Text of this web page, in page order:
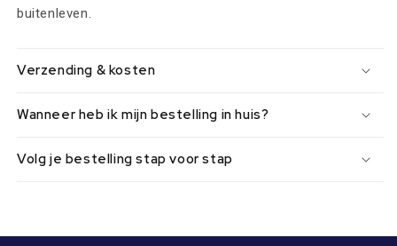
buitenleven.
Verzending & kosten
Wanneer heb ik mijn bestelling in huis?
Volg je bestelling stap voor stap